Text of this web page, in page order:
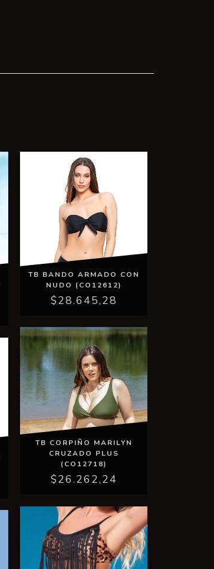
TB BANDO ARMADO CON
NUDO (CO12612)
$28.645,28
TB CORPIÑO MARILYN
CRUZADO PLUS
(CO12718)
$26.262,24